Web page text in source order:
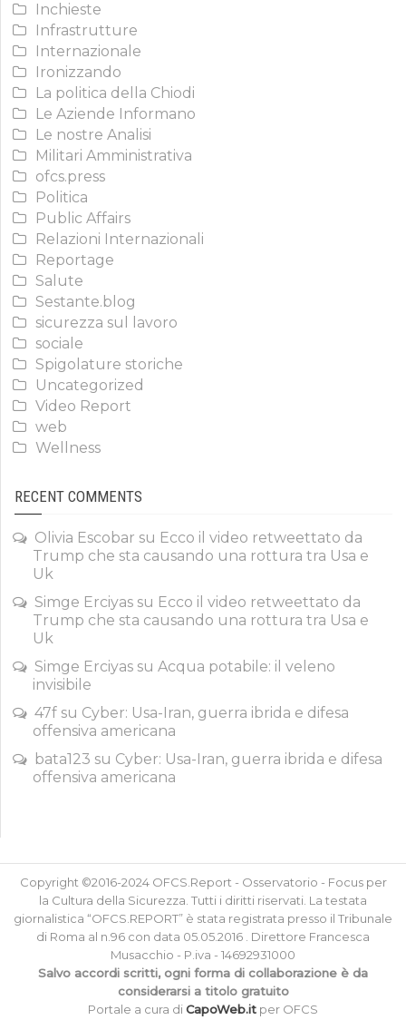
Inchieste
Infrastrutture
Internazionale
Ironizzando
La politica della Chiodi
Le Aziende Informano
Le nostre Analisi
Militari Amministrativa
ofcs.press
Politica
Public Affairs
Relazioni Internazionali
Reportage
Salute
Sestante.blog
sicurezza sul lavoro
sociale
Spigolature storiche
Uncategorized
Video Report
web
Wellness
RECENT COMMENTS
Olivia Escobar su Ecco il video retweettato da
Trump che sta causando una rottura tra Usa e
Uk
Simge Erciyas su Ecco il video retweettato da
Trump che sta causando una rottura tra Usa e
Uk
Simge Erciyas su Acqua potabile: il veleno
invisibile
47f su Cyber: Usa-Iran, guerra ibrida e difesa
offensiva americana
bata123 su Cyber: Usa-Iran, guerra ibrida e difesa
offensiva americana
Copyright ©2016-2024 OFCS.Report - Osservatorio - Focus per
la Cultura della Sicurezza. Tutti i diritti riservati. La testata
giornalistica “OFCS.REPORT” è stata registrata presso il Tribunale
di Roma al n.96 con data 05.05.2016 . Direttore Francesca
Musacchio - P.iva - 14692931000
Salvo accordi scritti, ogni forma di collaborazione è da
considerarsi a titolo gratuito
Portale a cura diCapoWeb.it per OFCS